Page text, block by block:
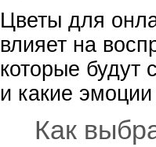
Цветы для
влияет на
которые будут
и какие
Как